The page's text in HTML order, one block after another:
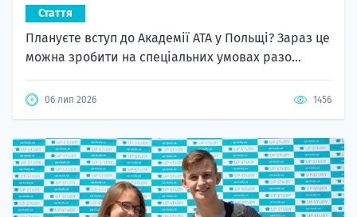
Стаття
Плануєте вступ до Академії ATA у Польщі? Зараз це
можна зробити на спеціальних умовах разо...
06 лип 2026 1456